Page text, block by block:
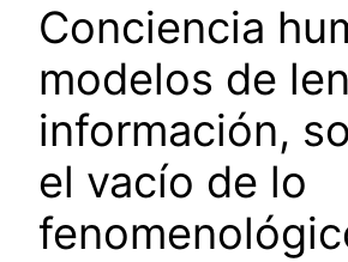
Conciencia
modelos de
información,
el vacío de lo